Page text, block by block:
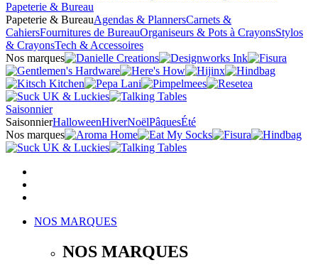
Papeterie & Bureau
Papeterie & BureauAgendas & PlannersCarnets &
CahiersFournitures de BureauOrganiseurs & Pots à CrayonsStylos
& CrayonsTech & Accessoires
Nos marques
Saisonnier
SaisonnierHalloweenHiverNoëlPâquesÉté
Nos marques
NOS MARQUES
NOS MARQUES